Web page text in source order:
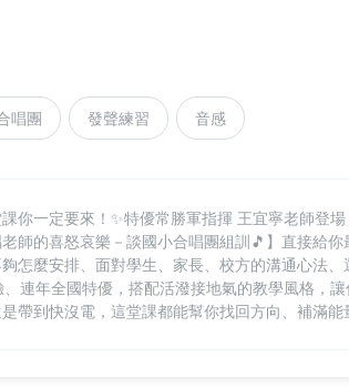
唱團 發聲練習 音感
你一定要來！✨特優常勝軍指揮 王宜寧老師登
師的喜怒哀樂－談國小合唱團組訓🎵】直接給
怎麼安排、面對學生、家長、校方的溝通心法
連年全國特優，搭配活潑接地氣的教學風格，
帶到快沒電，這堂課都能幫你找回方向、補滿能